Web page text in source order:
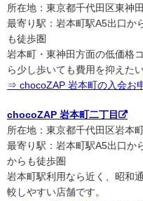
所在地：東京都千代田区東神
最寄り駅：岩本町駅A5出口か
も徒歩圏
岩本町・東神田方面の低価格
ら少し歩いても費用を抑えた
⇒ chocoZAP 岩本町の入会お
chocoZAP 岩本町二丁目
所在地：東京都千代田区岩本
最寄り駅：岩本町駅A5出口か
からも徒歩圏
岩本町駅利用なら近く、昭和
較しやすい店舗です。